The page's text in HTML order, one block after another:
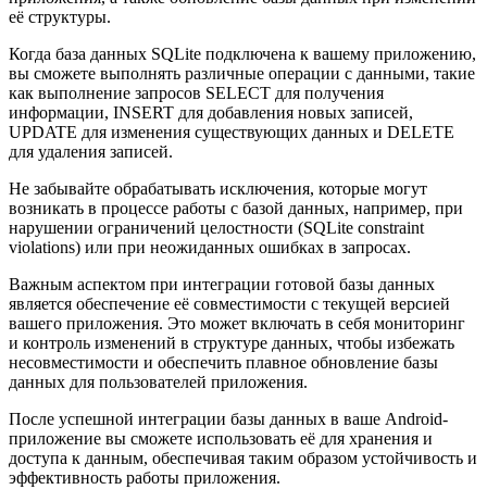
её структуры.
Когда база данных SQLite подключена к вашему приложению,
вы сможете выполнять различные операции с данными, такие
как выполнение запросов SELECT для получения
информации, INSERT для добавления новых записей,
UPDATE для изменения существующих данных и DELETE
для удаления записей.
Не забывайте обрабатывать исключения, которые могут
возникать в процессе работы с базой данных, например, при
нарушении ограничений целостности (SQLite constraint
violations) или при неожиданных ошибках в запросах.
Важным аспектом при интеграции готовой базы данных
является обеспечение её совместимости с текущей версией
вашего приложения. Это может включать в себя мониторинг
и контроль изменений в структуре данных, чтобы избежать
несовместимости и обеспечить плавное обновление базы
данных для пользователей приложения.
После успешной интеграции базы данных в ваше Android-
приложение вы сможете использовать её для хранения и
доступа к данным, обеспечивая таким образом устойчивость и
эффективность работы приложения.